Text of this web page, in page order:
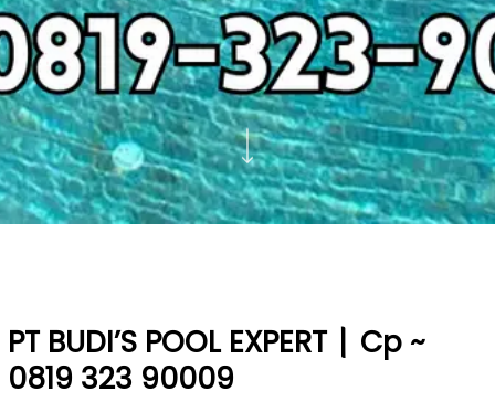
PT BUDI’S POOL EXPERT| Cp ~
0819 323 90009